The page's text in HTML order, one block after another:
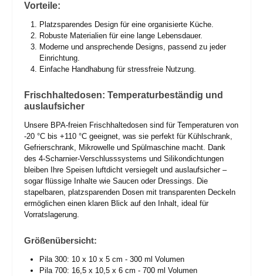
Vorteile:
Platzsparendes Design für eine organisierte Küche.
Robuste Materialien für eine lange Lebensdauer.
Moderne und ansprechende Designs, passend zu jeder
Einrichtung.
Einfache Handhabung für stressfreie Nutzung.
Frischhaltedosen: Temperaturbeständig und
auslaufsicher
Unsere BPA-freien Frischhaltedosen sind für Temperaturen von
-20 °C bis +110 °C geeignet, was sie perfekt für Kühlschrank,
Gefrierschrank, Mikrowelle und Spülmaschine macht. Dank
des 4-Scharnier-Verschlusssystems und Silikondichtungen
bleiben Ihre Speisen luftdicht versiegelt und auslaufsicher –
sogar flüssige Inhalte wie Saucen oder Dressings. Die
stapelbaren, platzsparenden Dosen mit transparenten Deckeln
ermöglichen einen klaren Blick auf den Inhalt, ideal für
Vorratslagerung.
Größenübersicht:
Pila 300: 10 x 10 x 5 cm - 300 ml Volumen
Pila 700: 16,5 x 10,5 x 6 cm - 700 ml Volumen